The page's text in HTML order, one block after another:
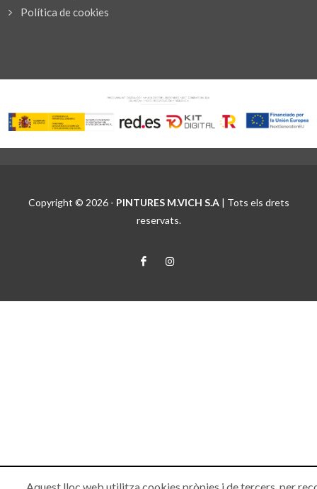
Política de cookies
Copyright © 2026 - PINTURES M.VICH S.A| Tots els drets
reservats.